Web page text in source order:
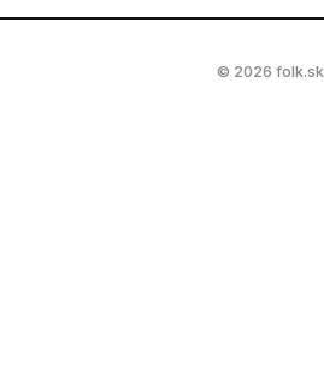
© 2026 folk.sk